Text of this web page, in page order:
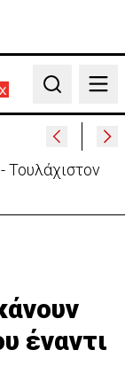
Search
Τουλάχιστον
έναντι